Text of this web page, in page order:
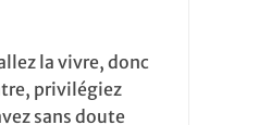
la vivre, donc
privilégiez
sans doute